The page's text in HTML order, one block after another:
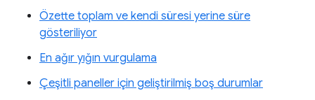
Özette toplam ve kendi süresi yerine süre
gösteriliyor
En ağır yığın vurgulama
Çeşitli paneller için geliştirilmiş boş durumlar